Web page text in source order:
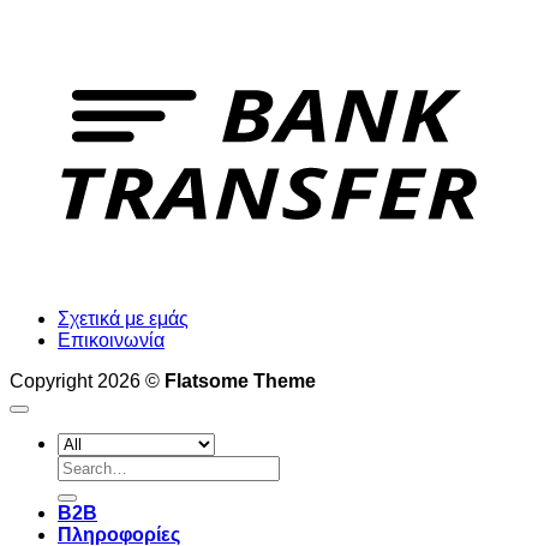
Σχετικά με εμάς
Επικοινωνία
Copyright 2026 © Flatsome Theme
Search
for:
B2B
Πληροφορίες